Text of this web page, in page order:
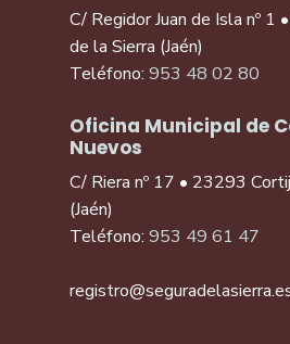
C/ Regidor Juan de Isla nº 1
de la Sierra (Jaén)
Teléfono: 953 48 02 80
Oficina Municipal de
Nuevos
C/ Riera nº 17 • 23293
(Jaén)
Teléfono: 953 49 61 47